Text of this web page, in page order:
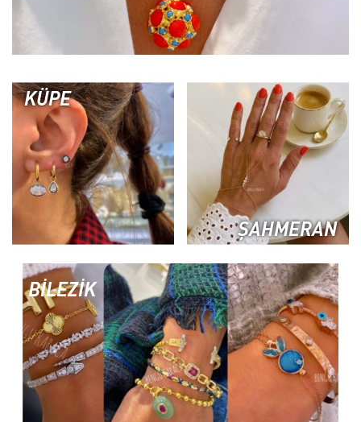
KÜPE
ŞAHMERAN
BİLEZİK